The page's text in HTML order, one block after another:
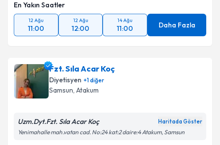
En Yakın Saatler
12 Ağu
11:00
12 Ağu
12:00
14 Ağu
11:00 Daha Fazla
Fzt. Sıla Acar Koç
Diyetisyen +1diğer
Samsun, Atakum
Uzm.Dyt.Fzt. Sıla Acar Koç Haritada Göster
Yenimahalle mah.vatan cad. No:24 kat:2 daire:4 Atakum, Samsun